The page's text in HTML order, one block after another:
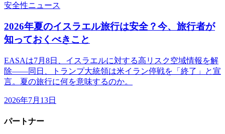
安全性ニュース
2026年夏のイスラエル旅行は安全？今、旅行者が
知っておくべきこと
EASAは7月8日、イスラエルに対する高リスク空域情報を解
除——同日、トランプ大統領は米イラン停戦を「終了」と宣
言。夏の旅行に何を意味するのか。
2026年7月13日
パートナー